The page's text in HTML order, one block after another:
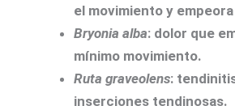
el movimiento y
Bryonia alba: dolor que
mínimo movimiento.
Ruta graveolens:
inserciones tendinosas.